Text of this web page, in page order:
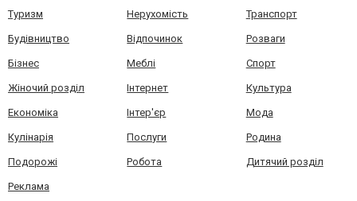
Туризм Нерухомість Транспорт
Будівництво Відпочинок Розваги
Бізнес Меблі Спорт
Жіночий розділ Інтернет Культура
Економіка Інтер'єр Мода
Кулінарія Послуги Родина
Подорожі Робота Дитячий розділ
Реклама